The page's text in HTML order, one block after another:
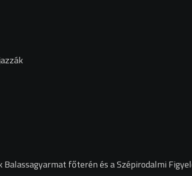
főterén és a Szépirodalmi